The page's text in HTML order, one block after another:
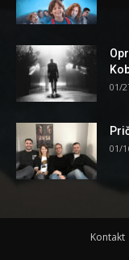
01/
01/
Kontakt